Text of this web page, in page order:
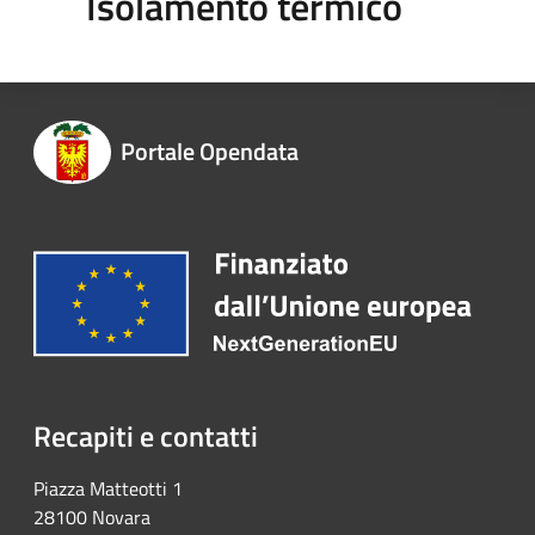
Portale Opendata
Recapiti e contatti
Piazza Matteotti 1
28100 Novara